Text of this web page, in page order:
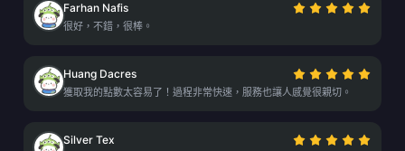
Farhan Nafis
很好，不錯，很棒。
Huang Dacres
獲取我的點數太容易了！過程非常快速，服務也讓人感覺很親切。
Silver Tex